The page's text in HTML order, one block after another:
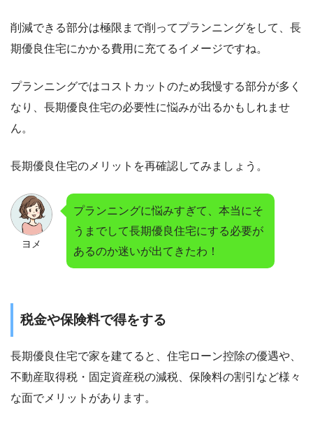
削減できる部分は極限まで削ってプランニングをして、長
期優良住宅にかかる費用に充てるイメージですね。
プランニングではコストカットのため我慢する部分が多く
なり、長期優良住宅の必要性に悩みが出るかもしれませ
ん。
長期優良住宅のメリットを再確認してみましょう。
ヨメ
プランニングに悩みすぎて、本当にそ
うまでして長期優良住宅にする必要が
あるのか迷いが出てきたわ！
税金や保険料で得をする
長期優良住宅で家を建てると、住宅ローン控除の優遇や、
不動産取得税・固定資産税の減税、保険料の割引など様々
な面でメリットがあります。